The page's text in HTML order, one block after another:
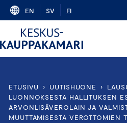
Skip
content
EN SV FI
ETUSIVU › UUTISHUONE ›
LUONNOKSESTA HALLITUKSEN
ARVONLISÄVEROLAIN JA
MUUTTAMISESTA VEROTTOMIEN